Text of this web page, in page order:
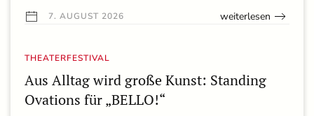
7. AUGUST 2026 weiterlesen
THEATERFESTIVAL
Aus Alltag wird große Kunst: Standing
Ovations für „BELLO!“